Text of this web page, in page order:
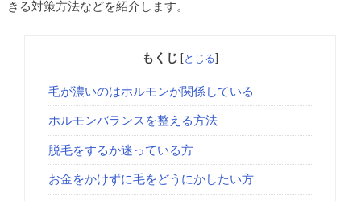
きる対策方法などを紹介します。
もくじ [とじる]
毛が濃いのはホルモンが関係している
ホルモンバランスを整える方法
脱毛をするか迷っている方
お金をかけずに毛をどうにかしたい方